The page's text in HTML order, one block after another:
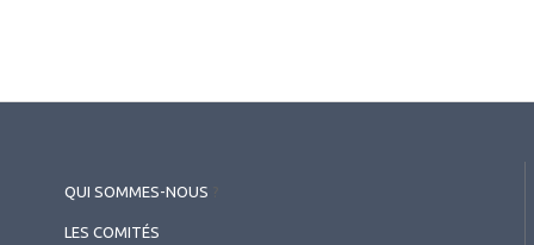
QUI SOMMES-NOUS
LES COMITÉS